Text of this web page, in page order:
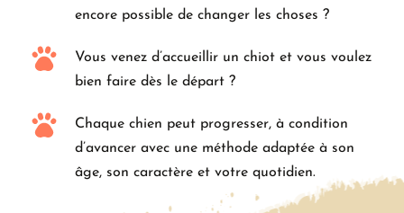
encore possible de changer les choses ?
Vous venez d’accueillir un chiot et vous voulez
bien faire dès le départ ?
Chaque chien peut progresser, à condition
d’avancer avec une méthode adaptée à son
âge, son caractère et votre quotidien.